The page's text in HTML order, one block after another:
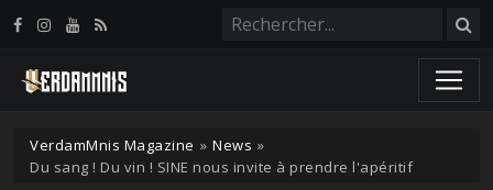
VerdamMnis Magazine » News »
Du sang ! Du vin ! SINE nous invite à prendre l'apéritif
Panneau de gestion des cookies